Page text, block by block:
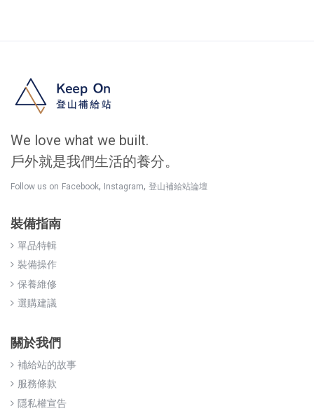
We love what we built.
戶外就是我們生活的養分。
Follow us on Facebook, Instagram, 登山補給站論壇
裝備指南
單品特輯
裝備操作
保養維修
選購建議
關於我們
補給站的故事
服務條款
隱私權宣告